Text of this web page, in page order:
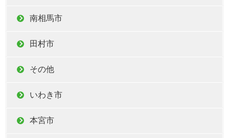
南相馬市
田村市
その他
いわき市
本宮市